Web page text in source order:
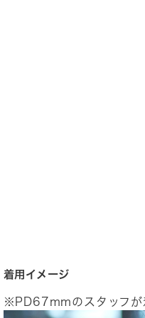
着用イメージ
※PD67mmのスタッフが